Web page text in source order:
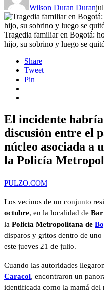
Wilson Duran Duran
Tragedia familiar en Bogotá:
hijo, su sobrino y luego se
Share
Tweet
Pin
El incidente
discusión entre el
núcleo asociada a
la Policía
PULZO.COM
Los vecinos de un conjunto
octubre, en la localidad de
la Policía Metropolitana de
disparos y gritos dentro de uno
este jueves 21 de julio.
Cuando las autoridades
Caracol, encontraron un
identificada como la mamá